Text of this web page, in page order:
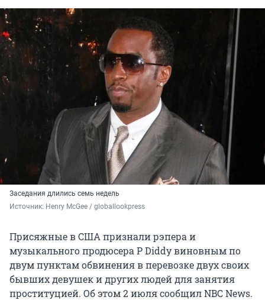
Заседания длились семь недель
Источник: Henry McGee / globallookpress
Присяжные в США признали рэпера и
музыкального продюсера P Diddy виновным по
двум пунктам обвинения в перевозке двух своих
бывших девушек и других людей для занятия
проституцией. Об этом 2 июля сообщил NBC News.